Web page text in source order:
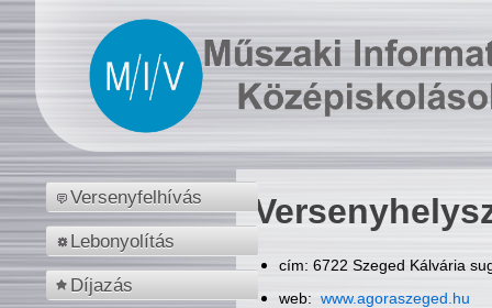
Versenyfelhívás
Lebonyolítás
Díjazás
cím: 6722 Szeged Kálvária
web: www.agoraszeged.hu